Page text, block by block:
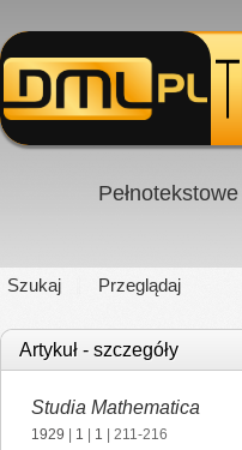
Szukaj Przeglądaj
Artykuł - szczegóły
Studia Mathematica
1929 1 1 | 211-216